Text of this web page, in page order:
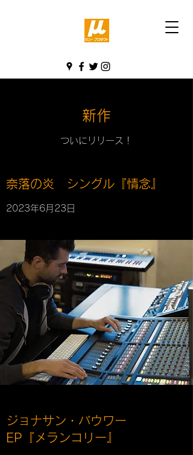
新作
ついにリリース！
奈落の炎 シングル『情念』
2023年6月23日
ジョナサン・バウワー
EP『メランコリー』